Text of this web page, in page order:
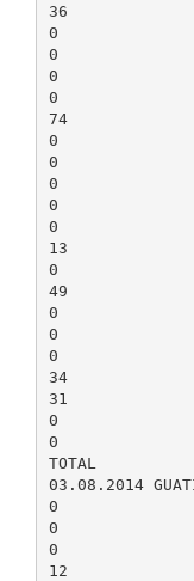
36
0
0
0
0
74
0
0
0
0
0
13
0
49
0
0
0
34
31
0
0
TOTAL
03.08.2014
0
0
0
12